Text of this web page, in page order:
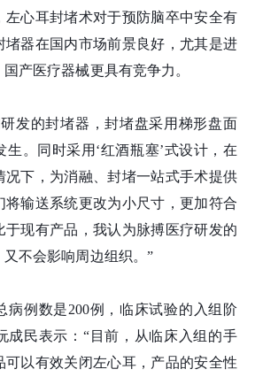
左心耳封堵术对于预防脑卒中安全有
堵器在国内市场前景良好，尤其是进
产医疗器械更具有竞争力。
发的封堵器，封堵盘采用梯形盘面
。同时采用‘红酒瓶塞’式设计，在
况下，为消融、封堵一站式手术提供
将输送系统更改为小尺寸，更加符合
于现有产品，我认为脉搏医疗研发的
不会影响周边组织。”
病例数是200例，临床试验的入组阶
成民表示：“目前，从临床入组的手
可以有效关闭左心耳，产品的安全性